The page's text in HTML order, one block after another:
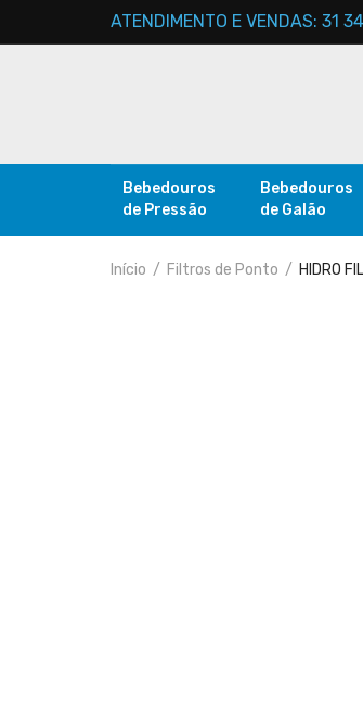
ATENDIMENTO E VENDAS: 31
Bebedouros
de Pressão
Bebedouros
de Galão
Início Filtros de Ponto HIDRO